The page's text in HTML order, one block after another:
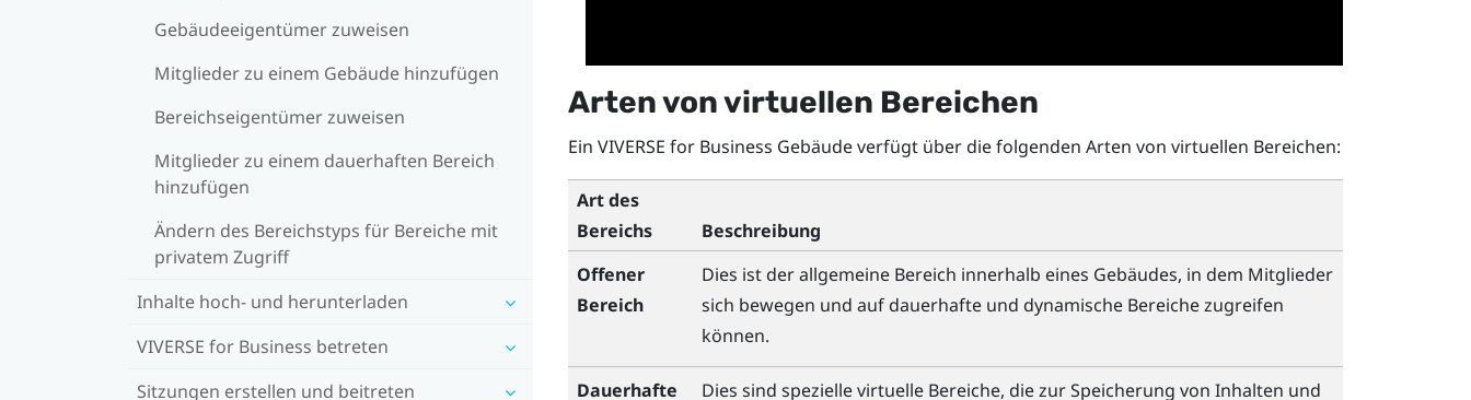
Gebäudeeigentümer zuweisen
Mitglieder zu einem Gebäude hinzufügen
Bereichseigentümer zuweisen
Mitglieder zu einem dauerhaften Bereich
hinzufügen
Ändern des Bereichstyps für Bereiche mit
privatem Zugriff
Inhalte hoch- und herunterladen
VIVERSE for Business betreten
Sitzungen erstellen und beitreten
Arten von virtuellen Bereichen
Ein VIVERSE for Business Gebäude verfügt über die folgenden Arten von virtuellen Bereichen:
Art des
Bereichs
Beschreibung
Offener
Bereich
Dies ist der allgemeine Bereich innerhalb eines Gebäudes, in dem Mitglieder
sich bewegen und auf dauerhafte und dynamische Bereiche zugreifen
können.
Dauerhafte
Dies sind spezielle virtuelle Bereiche, die zur Speicherung von Inhalten und